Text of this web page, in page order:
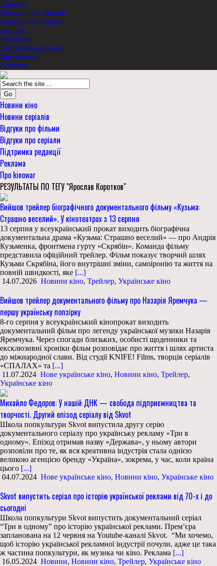
Добірки
Відгуки про фільми
Відгуки про серіали
Актори
Режисери
Підтримка редакції
Про kinowar
Реклама
Go
Новини кіно
Новини серіалів
Відгуки про фільми
Відгуки про серіали
Підтримка редакції
Реклама
Про kinowar
РЕЗУЛЬТАТЫ ПО ТЕГУ "Ярослав Коротков"
Вийшов трейлер біографічного документального фільму «Кузьма:
Страшно веселий». У кінотеатрах з 13 серпня
13 серпня у всеукраїнський прокат виходить біографічна
документальна драма «Кузьма: Страшно веселий» — про Андрія
Кузьменка, фронтмена гурту «Скрябін». Команда фільму
представила офіційний трейлер. Фільм показує творчий шлях
Кузьми Скрябіна, його внутрішні зміни, самоіронію та життя на
повній швидкості, яке [...]
14.07.2026 Новини кіно, Трейлер, Українське кіно
Вийшов трейлер документального фільму про Назарія Яремчука —
першу українську попзірку
8-го серпня у всеукраїнський кінопрокат виходить
документальний фільм про легенду української музики Назарія
Яремчука. Через спогади близьких, особисті щоденники та
ексклюзивні хроніки фільм розповідає про життя і шлях артиста
до міжнародної слави. Від студії KNIFE! Films, творців серіалів
«СПАЛАХ» та [...]
11.07.2024 Нове українське кіно, Новини кіно, Трейлер,
Українське кіно
Михайло Федоров: У нашій ДНК — свобода підприємництва та
творчості. Другий епізод серіалу від Skvot
Школа попкультури Skvot випустила другу серію
документального серіалу про українську рекламу «Три в
одному». Епізод отримав назву «Держава», у ньому автори
розповіли про те, як вся креативна індустрія стала однією
великою агенцією бренду «Україна», зокрема, у час, коли країна
цього [...]
04.07.2024 Нове українське кіно, Новини кіно, Українське кіно
Skvot випустить серіал про історію української реклами від 70-х і до
сьогодні
Школа попкультури Skvot випустить документальний серіал
“Три в одному” про історію української реклами. Прем’єра
запланована на 12 червня на Youtube-каналі Skvot. “Ми хочемо,
щоб історію української рекламної індустрії почули, адже це така
ж частина попкультури, як музика чи кіно. Реклама [...]
16.05.2024 Новини, Новини кіно, Трейлер, Українське кіно